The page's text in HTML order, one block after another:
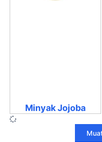
Minyak Jojoba